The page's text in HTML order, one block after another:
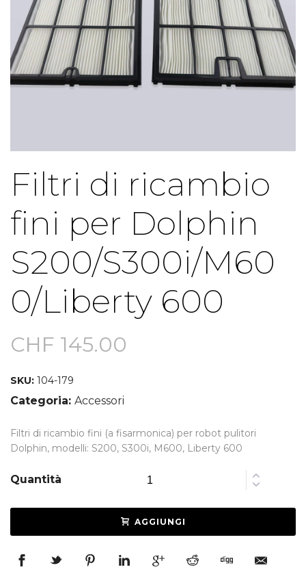
Filtri di ricambio
fini per Dolphin
S200/S300i/M60
0/Liberty 600
CHF 145.00
SKU: 104-179
Categoria: Accessori
Filtri di ricambio fini (a fisarmonica) per robot pulitori
Dolphin, modelli: S200, S300i, M600, Liberty 600
Quantità
AGGIUNGI